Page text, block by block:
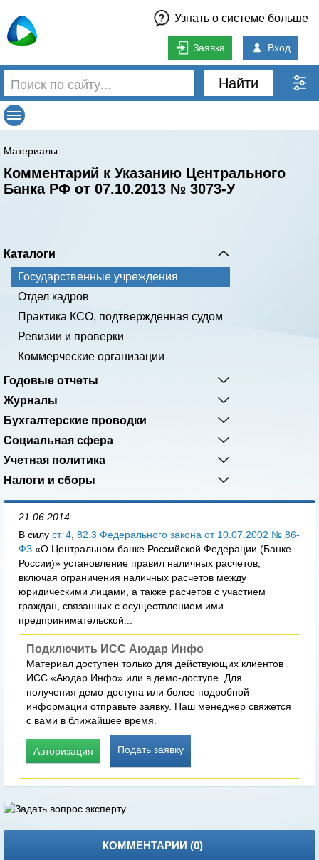
Узнать о системе больше
Заявка Вход
Найти
Материалы
Комментарий к Указанию Центрального
Банка РФ от 07.10.2013 № 3073-У
Каталоги
Государственные учреждения
Отдел кадров
Практика КСО, подтвержденная судом
Ревизии и проверки
Коммерческие организации
Годовые отчеты
Журналы
Бухгалтерские проводки
Социальная сфера
Учетная политика
Налоги и сборы
21.06.2014
В силу ст. 4 82.3 Федерального закона от 10.07.2002 № 86-
ФЗ «О Центральном банке Российской Федерации (Банке
России)» установление правил наличных расчетов,
включая ограничения наличных расчетов между
юридическими лицами, а также расчетов с участием
граждан, связанных с осуществлением ими
предпринимательской...
Подключить ИСС Аюдар Инфо
Материал доступен только для действующих клиентов
ИСС «Аюдар Инфо» или в демо-доступе. Для
получения демо-доступа или более подробной
информации отправьте заявку. Наш менеджер свяжется
с вами в ближайшее время.
Авторизация Подать заявку
КОММЕНТАРИИ (0)